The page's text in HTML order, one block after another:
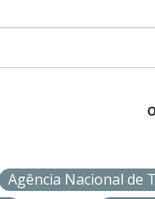
Agência Nacional de